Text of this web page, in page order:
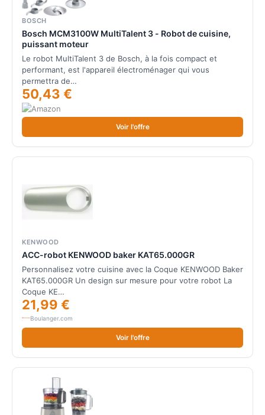
BOSCH
Bosch MCM3100W MultiTalent 3 - Robot de cuisine,
puissant moteur
Le robot MultiTalent 3 de Bosch, à la fois compact et
performant, est l'appareil électroménager qui vous
permettra de…
50,43 €
Voir l'offre
KENWOOD
ACC-robot KENWOOD baker KAT65.000GR
Personnalisez votre cuisine avec la Coque KENWOOD Baker
KAT65.000GR Un design sur mesure pour votre robot La
Coque KE…
21,99 €
Boulanger.com
Voir l'offre